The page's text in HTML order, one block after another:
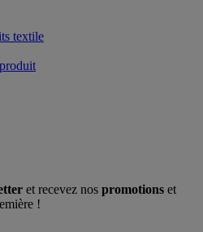
textile
et recevez nos promotions et
!